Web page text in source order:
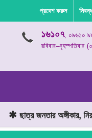
প্রবেশ করুন
১৬১০৭, ০৯৬১০
ছাত্র জনতার অঙ্গীকার,